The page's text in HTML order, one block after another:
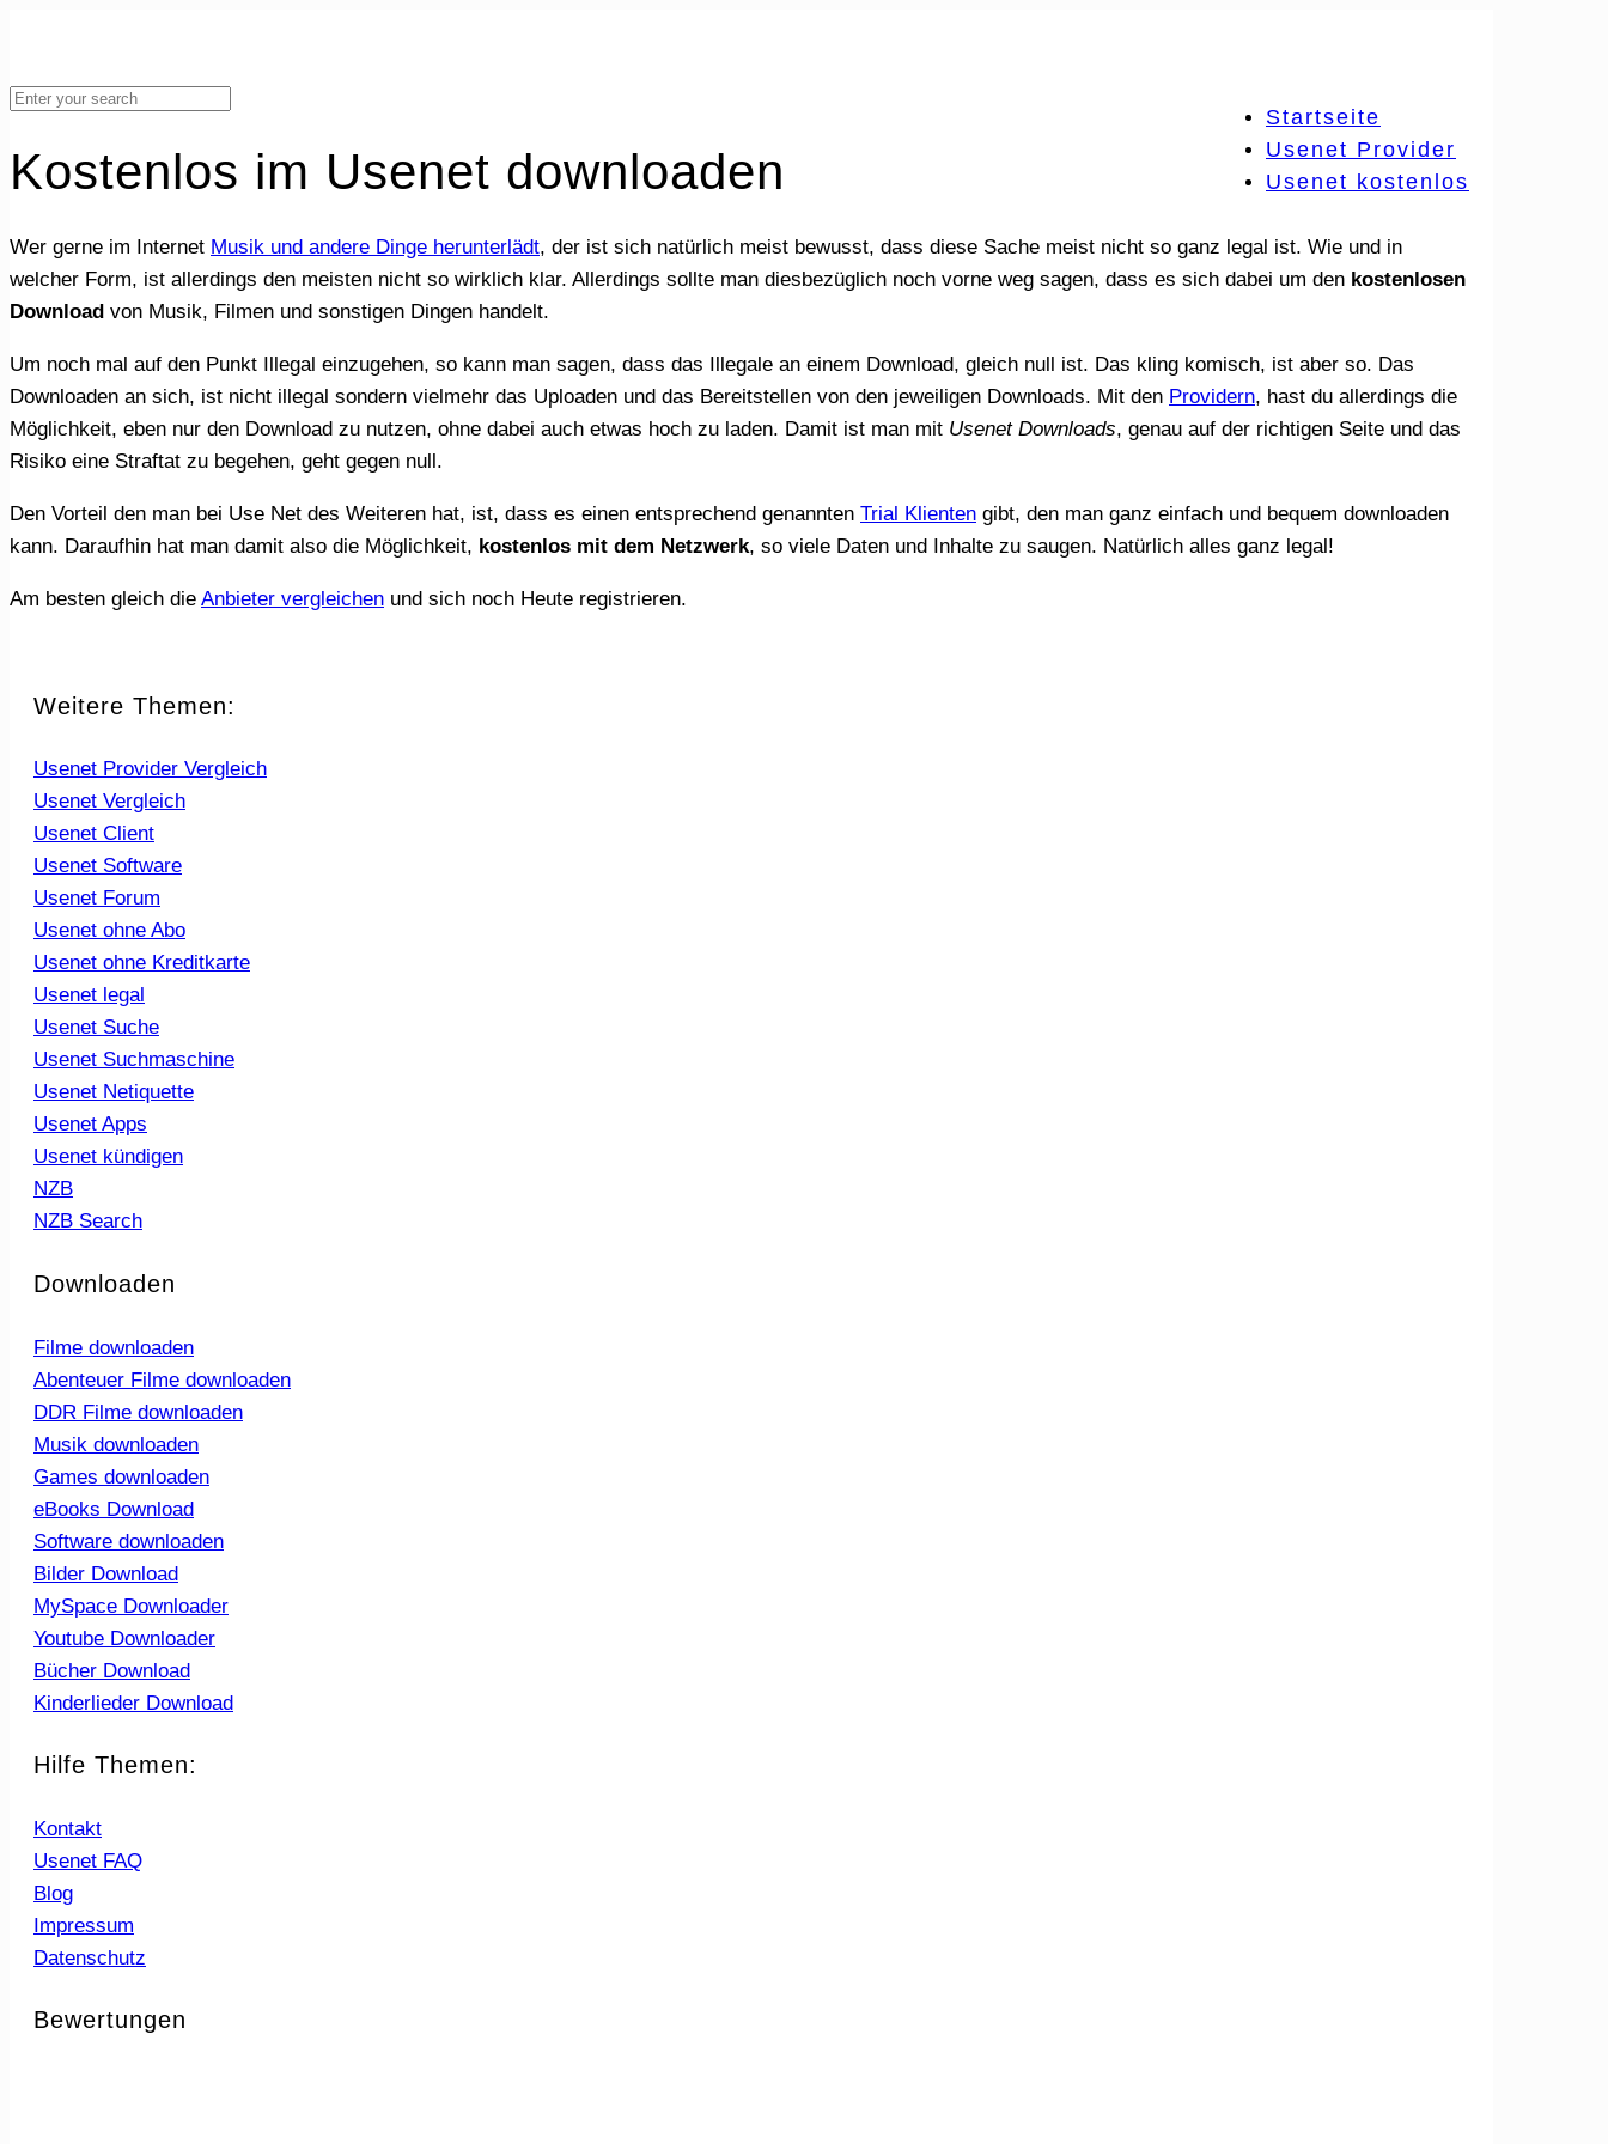
Startseite
Usenet Provider
Usenet kostenlos
Kostenlos im Usenet downloaden
Wer gerne im Internet Musik und andere Dinge herunterlädt, der ist sich natürlich meist bewusst, dass diese Sache meist nicht so ganz legal ist. Wie und in
welcher Form, ist allerdings den meisten nicht so wirklich klar. Allerdings sollte man diesbezüglich noch vorne weg sagen, dass es sich dabei um den kostenlosen
Download von Musik, Filmen und sonstigen Dingen handelt.
Um noch mal auf den Punkt Illegal einzugehen, so kann man sagen, dass das Illegale an einem Download, gleich null ist. Das kling komisch, ist aber so. Das
Downloaden an sich, ist nicht illegal sondern vielmehr das Uploaden und das Bereitstellen von den jeweiligen Downloads. Mit den Providern, hast du allerdings die
Möglichkeit, eben nur den Download zu nutzen, ohne dabei auch etwas hoch zu laden. Damit ist man mit Usenet Downloads, genau auf der richtigen Seite und das
Risiko eine Straftat zu begehen, geht gegen null.
Den Vorteil den man bei Use Net des Weiteren hat, ist, dass es einen entsprechend genannten Trial Klienten gibt, den man ganz einfach und bequem downloaden
kann. Daraufhin hat man damit also die Möglichkeit, kostenlos mit dem Netzwerk, so viele Daten und Inhalte zu saugen. Natürlich alles ganz legal!
Am besten gleich die Anbieter vergleichen und sich noch Heute registrieren.
Weitere Themen:
Usenet Provider Vergleich
Usenet Vergleich
Usenet Client
Usenet Software
Usenet Forum
Usenet ohne Abo
Usenet ohne Kreditkarte
Usenet legal
Usenet Suche
Usenet Suchmaschine
Usenet Netiquette
Usenet Apps
Usenet kündigen
NZB
NZB Search
Downloaden
Filme downloaden
Abenteuer Filme downloaden
DDR Filme downloaden
Musik downloaden
Games downloaden
eBooks Download
Software downloaden
Bilder Download
MySpace Downloader
Youtube Downloader
Bücher Download
Kinderlieder Download
Hilfe Themen:
Kontakt
Usenet FAQ
Blog
Impressum
Datenschutz
Bewertungen